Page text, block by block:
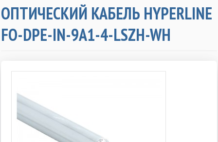
ОПТИЧЕСКИЙ КАБЕЛЬ HYPERLINE
FO-DPE-IN-9A1-4-LSZH-WH